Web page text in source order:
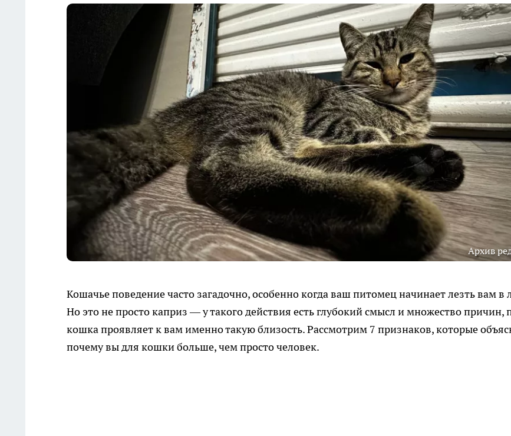
Архив
Кошачье поведение часто загадочно, особенно когда ваш питомец начинает лезть вам в
Но это не просто каприз — у такого действия есть глубокий смысл и множество причин,
кошка проявляет к вам именно такую близость. Рассмотрим 7 признаков, которые
почему вы для кошки больше, чем просто человек.